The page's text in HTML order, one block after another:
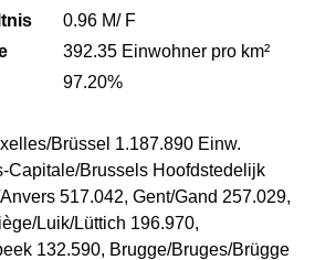
0.96 M/ F
392.35 Einwohner pro km²
97.20%
Brüssel 1.187.890 Einw.
Capitale/Brussels Hoofdstedelijk
517.042, Gent/Gand 257.029,
Luik/Lüttich 196.970,
132.590, Brugge/Bruges/Brügge